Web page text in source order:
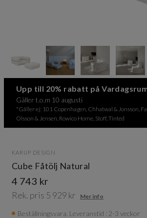
Upp till 20% rabatt på
Gäller t.o.m 10 augusti
*Gäller ej: 101 Copenhagen, Chhatwal & Jonsson,
Olsson & Jensen, Rowico Home, Stoff, Tinted
KARUP DESIGN
Cube Fåtölj Natural
4 743 kr
Rek. pris 5 929 kr Mer info
Beställningsvara. Leveranstid : 2-3 veckor